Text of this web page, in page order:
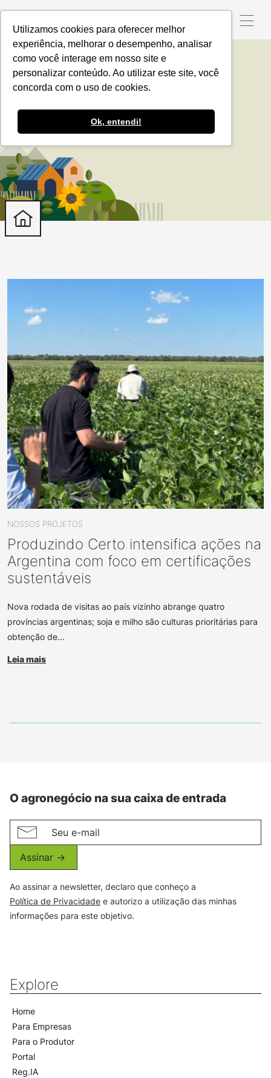
Utilizamos cookies para oferecer melhor
experiência, melhorar o desempenho, analisar
como você interage em nosso site e
personalizar conteúdo. Ao utilizar este site, você
concorda com o uso de cookies.
Ok, entendi!
Bunge Argentina
NOSSOS PROJETOS
Produzindo Certo intensifica ações na
Argentina com foco em certificações
sustentáveis
Nova rodada de visitas ao país vizinho abrange quatro
províncias argentinas; soja e milho são culturas prioritárias para
obtenção de...
Leia mais
Explore
Home
Para Empresas
Para o Produtor
Portal
Reg.IA
O agronegócio na sua caixa de entrada
Assinar ->
Ao assinar a newsletter, declaro que conheço a
Política de Privacidade e autorizo a utilização das minhas
informações para este objetivo.